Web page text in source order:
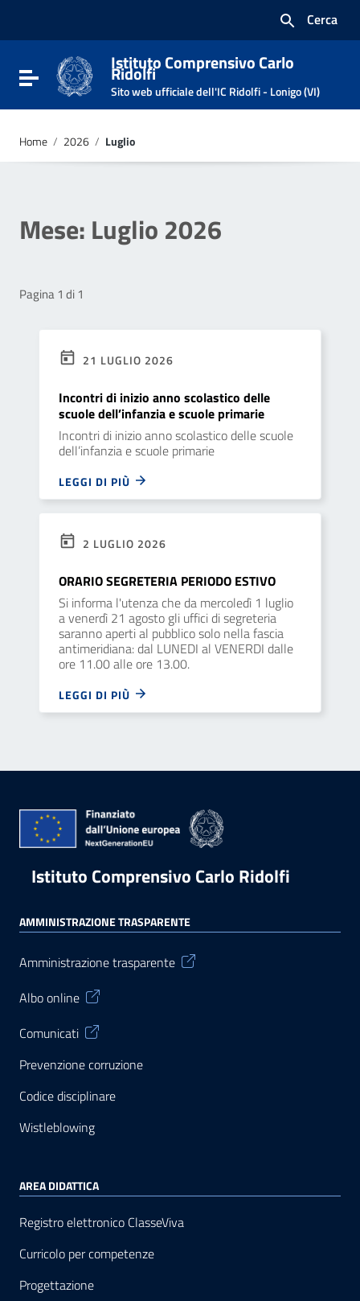
Vai al footer
Cerca
Attiva / disattiva la navigazione
Istituto Comprensivo Carlo
Ridolfi
Sito web ufficiale dell'IC Ridolfi - Lonigo (VI)
Home / 2026 / Luglio
Mese: Luglio 2026
Pagina 1 di 1
21 LUGLIO 2026
Incontri di inizio anno scolastico delle
scuole dell’infanzia e scuole primarie
Incontri di inizio anno scolastico delle scuole
dell’infanzia e scuole primarie
LEGGI DI PIÙ
2 LUGLIO 2026
ORARIO SEGRETERIA PERIODO ESTIVO
Si informa l'utenza che da mercoledì 1 luglio
a venerdì 21 agosto gli uffici di segreteria
saranno aperti al pubblico solo nella fascia
antimeridiana: dal LUNEDI al VENERDI dalle
ore 11.00 alle ore 13.00.
LEGGI DI PIÙ
Istituto Comprensivo Carlo Ridolfi
AMMINISTRAZIONE TRASPARENTE
Amministrazione trasparente
Albo online
Comunicati
Prevenzione corruzione
Codice disciplinare
Wistleblowing
AREA DIDATTICA
Registro elettronico ClasseViva
Curricolo per competenze
Progettazione